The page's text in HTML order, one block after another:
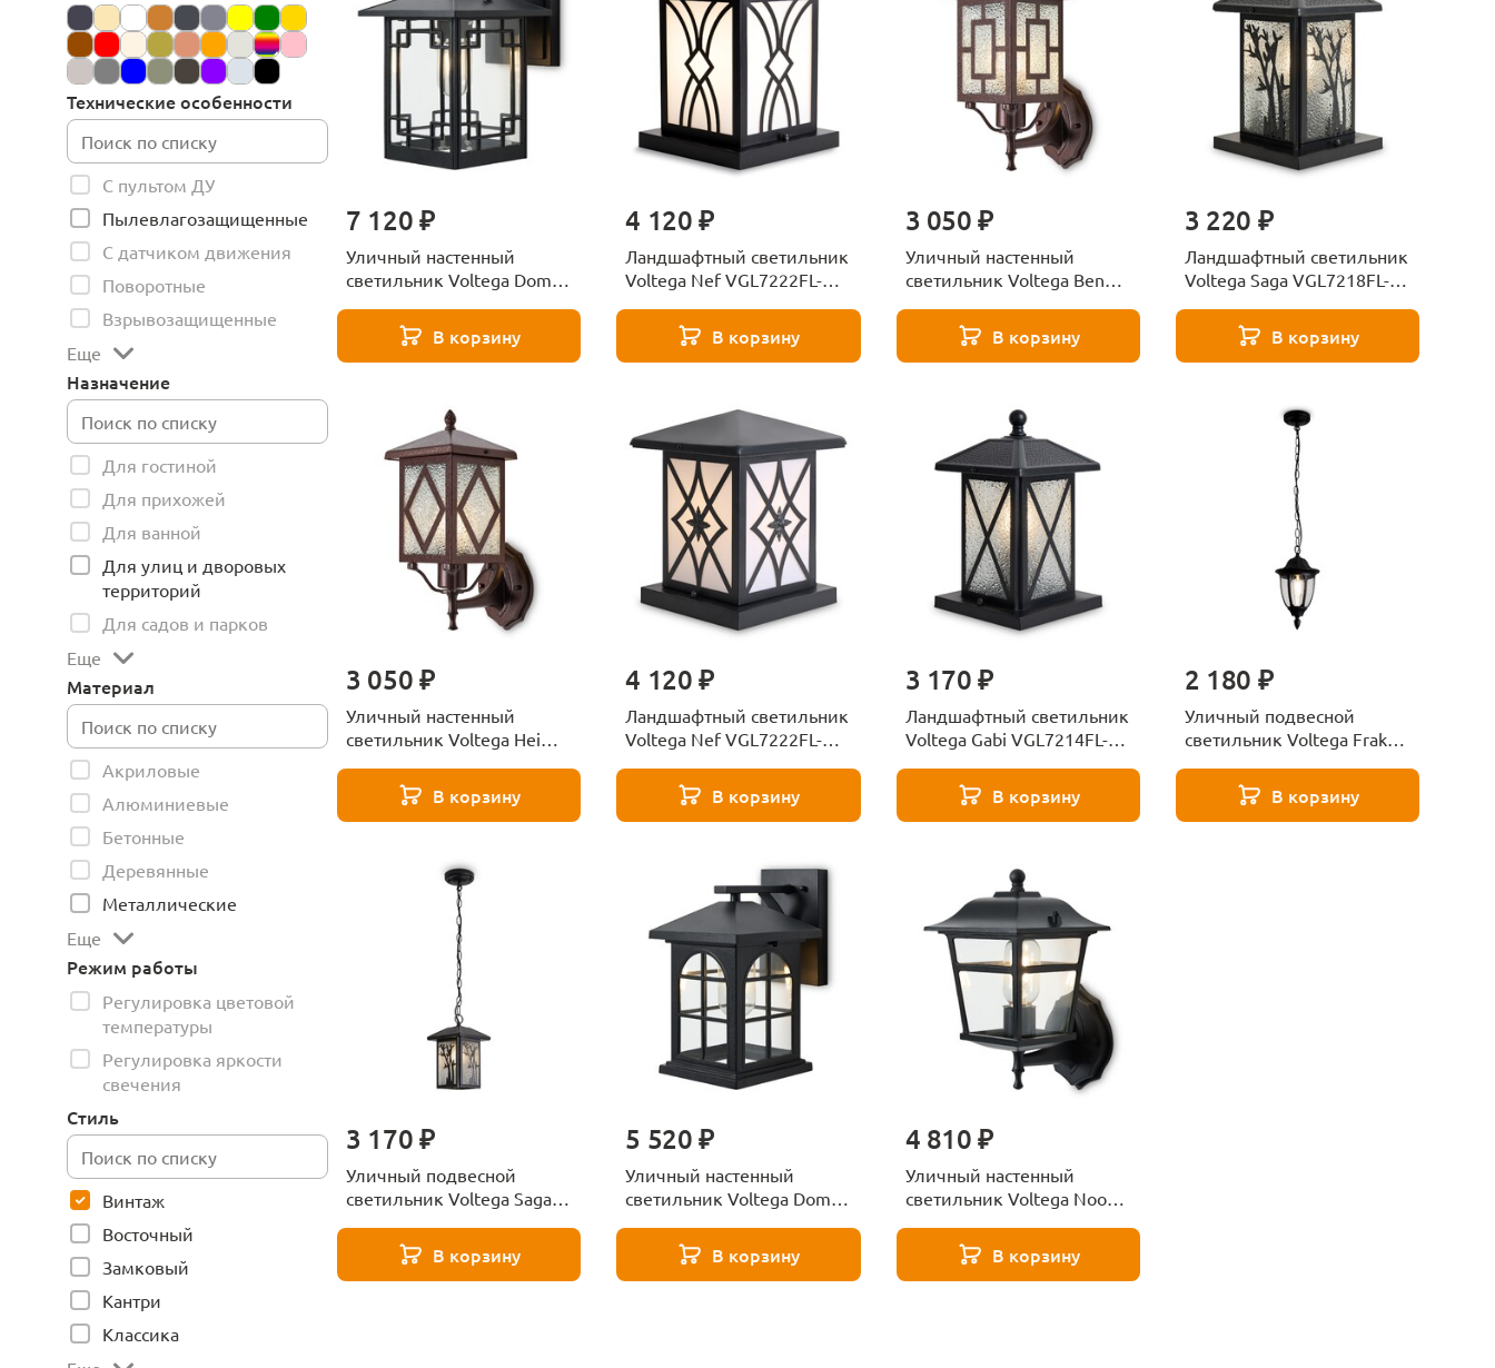
Технические особенности
С пультом ДУ
Пылевлагозащищенные
С датчиком движения
Поворотные
Взрывозащищенные
Еще
Назначение
Для гостиной
Для прихожей
Для ванной
Для улиц и дворовых
территорий
Для садов и парков
Еще
Материал
Акриловые
Алюминиевые
Бетонные
Деревянные
Металлические
Еще
Режим работы
Регулировка цветовой
температуры
Регулировка яркости
свечения
Стиль
Винтаж
Восточный
Замковый
Кантри
Классика
7 120 ₽
Уличный настенный
светильник Voltega Domi
В корзину
4 120 ₽
Ландшафтный светильник
Voltega Nef VGL7222FL-
В корзину
3 050 ₽
Уличный настенный
светильник Voltega Ben
В корзину
3 220 ₽
Ландшафтный светильник
Voltega Saga VGL7218FL-
В корзину
3 050 ₽
Уличный настенный
светильник Voltega Heim
В корзину
4 120 ₽
Ландшафтный светильник
Voltega Nef VGL7222FL-
В корзину
3 170 ₽
Ландшафтный светильник
Voltega Gabi VGL7214FL-
В корзину
2 180 ₽
Уличный подвесной
светильник Voltega Frak
В корзину
3 170 ₽
Уличный подвесной
светильник Voltega Saga
В корзину
5 520 ₽
Уличный настенный
светильник Voltega Domi
В корзину
4 810 ₽
Уличный настенный
светильник Voltega Noon
В корзину